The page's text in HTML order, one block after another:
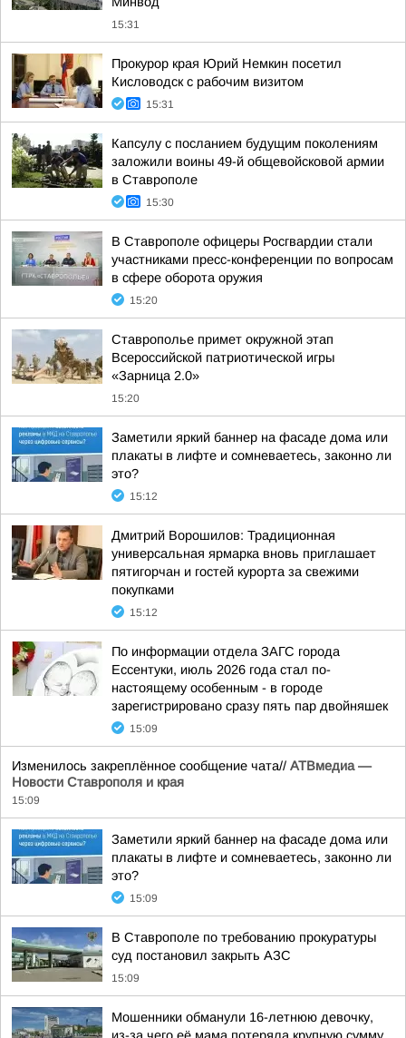
15:31
Прокурор края Юрий Немкин посетил
Кисловодск с рабочим визитом
15:31
Капсулу с посланием будущим поколениям
заложили воины 49-й общевойсковой армии
в Ставрополе
15:30
В Ставрополе офицеры Росгвардии стали
участниками пресс-конференции по вопросам
в сфере оборота оружия
15:20
Ставрополье примет окружной этап
Всероссийской патриотической игры
«Зарница 2.0»
15:20
Заметили яркий баннер на фасаде дома или
плакаты в лифте и сомневаетесь, законно ли
это?
15:12
Дмитрий Ворошилов: Традиционная
универсальная ярмарка вновь приглашает
пятигорчан и гостей курорта за свежими
покупками
15:12
По информации отдела ЗАГС города
Ессентуки, июль 2026 года стал по-
настоящему особенным - в городе
зарегистрировано сразу пять пар двойняшек
15:09
Изменилось закреплённое сообщение чата// АТВмедиа —
Новости Ставрополя и края
15:09
Заметили яркий баннер на фасаде дома или
плакаты в лифте и сомневаетесь, законно ли
это?
15:09
В Ставрополе по требованию прокуратуры
суд постановил закрыть АЗС
15:09
Мошенники обманули 16-летнюю девочку,